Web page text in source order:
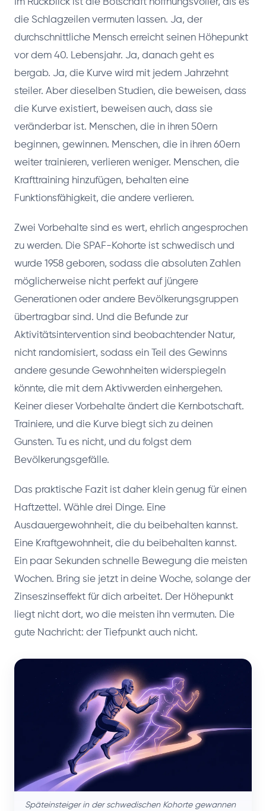
Im Rückblick ist die Botschaft hoffnungsvoller, als es
die Schlagzeilen vermuten lassen. Ja, der
durchschnittliche Mensch erreicht seinen Höhepunkt
vor dem 40. Lebensjahr. Ja, danach geht es
bergab. Ja, die Kurve wird mit jedem Jahrzehnt
steiler. Aber dieselben Studien, die beweisen, dass
die Kurve existiert, beweisen auch, dass sie
veränderbar ist. Menschen, die in ihren 50ern
beginnen, gewinnen. Menschen, die in ihren 60ern
weiter trainieren, verlieren weniger. Menschen, die
Krafttraining hinzufügen, behalten eine
Funktionsfähigkeit, die andere verlieren.
Zwei Vorbehalte sind es wert, ehrlich angesprochen
zu werden. Die SPAF-Kohorte ist schwedisch und
wurde 1958 geboren, sodass die absoluten Zahlen
möglicherweise nicht perfekt auf jüngere
Generationen oder andere Bevölkerungsgruppen
übertragbar sind. Und die Befunde zur
Aktivitätsintervention sind beobachtender Natur,
nicht randomisiert, sodass ein Teil des Gewinns
andere gesunde Gewohnheiten widerspiegeln
könnte, die mit dem Aktivwerden einhergehen.
Keiner dieser Vorbehalte ändert die Kernbotschaft.
Trainiere, und die Kurve biegt sich zu deinen
Gunsten. Tu es nicht, und du folgst dem
Bevölkerungsgefälle.
Das praktische Fazit ist daher klein genug für einen
Haftzettel. Wähle drei Dinge. Eine
Ausdauergewohnheit, die du beibehalten kannst.
Eine Kraftgewohnheit, die du beibehalten kannst.
Ein paar Sekunden schnelle Bewegung die meisten
Wochen. Bring sie jetzt in deine Woche, solange der
Zinseszinseffekt für dich arbeitet. Der Höhepunkt
liegt nicht dort, wo die meisten ihn vermuten. Die
gute Nachricht: der Tiefpunkt auch nicht.
Späteinsteiger in der schwedischen Kohorte gewannen